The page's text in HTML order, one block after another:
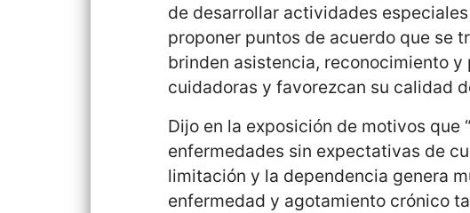
de desarrollar actividades
proponer puntos de acuerdo que se
brinden asistencia, reconocimiento y
cuidadoras y favorezcan su calidad
Dijo en la exposición de motivos que
enfermedades sin expectativas de
limitación y la dependencia genera
enfermedad y agotamiento crónico